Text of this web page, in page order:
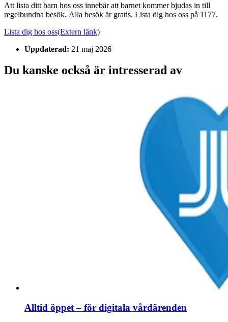
Att lista ditt barn hos oss innebär att barnet kommer bjudas in till
regelbundna besök. Alla besök är gratis. Lista dig hos oss på 1177.
Lista dig hos oss(Extern länk)
Uppdaterad: 21 maj 2026
Du kanske också är intresserad av
Alltid öppet – för digitala vårdärenden